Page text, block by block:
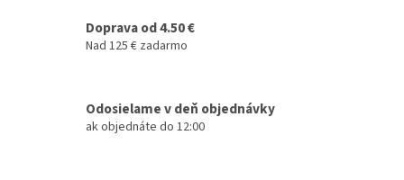
v
k
Doprava od 4.50 €
Nad 125 € zadarmo
Odosielame v deň objednávky
ak objednáte do 12:00